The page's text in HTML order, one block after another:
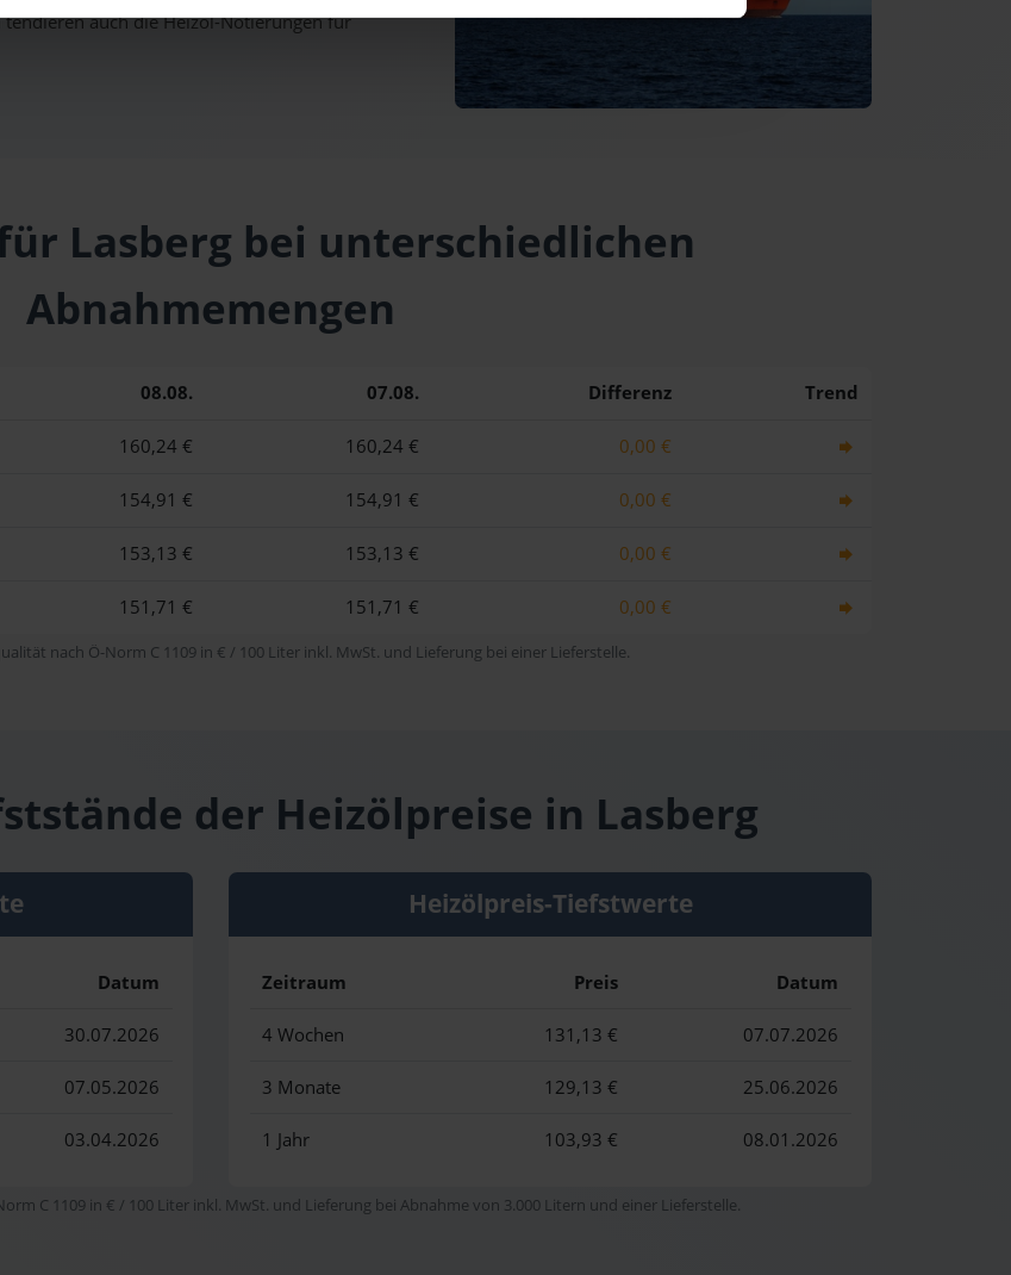
tendieren auch die Heizöl-Notierungen für
Lasberg bei unterschiedlichen
Abnahmemengen
08.08. 07.08. Differenz Trend
160,24 € 160,24 € 0,00 €
154,91 € 154,91 € 0,00 €
153,13 € 153,13 € 0,00 €
151,71 € 151,71 € 0,00 €
nach Ö-Norm C 1109 in € / 100 Liter inkl. MwSt. und Lieferung bei einer Lieferstelle.
der Heizölpreise in Lasberg
Datum
30.07.2026
07.05.2026
03.04.2026
Heizölpreis-Tiefstwerte
Zeitraum Preis Datum
4 Wochen 131,13 € 07.07.2026
3 Monate 129,13 € 25.06.2026
1 Jahr 103,93 € 08.01.2026
C 1109 in € / 100 Liter inkl. MwSt. und Lieferung bei Abnahme von 3.000 Litern und einer Lieferstelle.